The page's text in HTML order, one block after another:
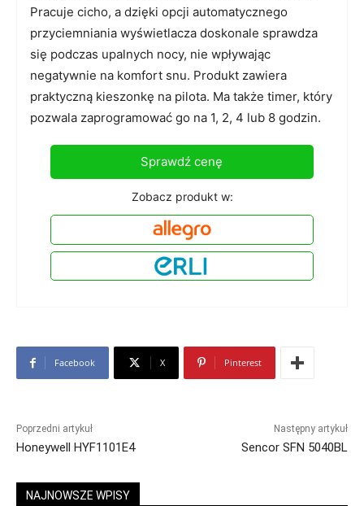
Pracuje cicho, a dzięki opcji automatycznego
przyciemniania wyświetlacza doskonale sprawdza
się podczas upalnych nocy, nie wpływając
negatywnie na komfort snu. Produkt zawiera
praktyczną kieszonkę na pilota. Ma także timer, który
pozwala zaprogramować go na 1, 2, 4 lub 8 godzin.
Sprawdź cenę
Zobacz produkt w:
Facebook X Pinterest
Poprzedni artykuł
Honeywell HYF1101E4
Następny artykuł
Sencor SFN 5040BL
NAJNOWSZE WPISY